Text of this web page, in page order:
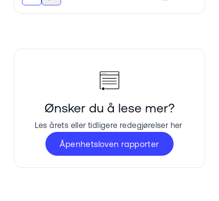
Ønsker du å lese mer?
Les årets eller tidligere redegjørelser her
Åpenhetsloven rapporter